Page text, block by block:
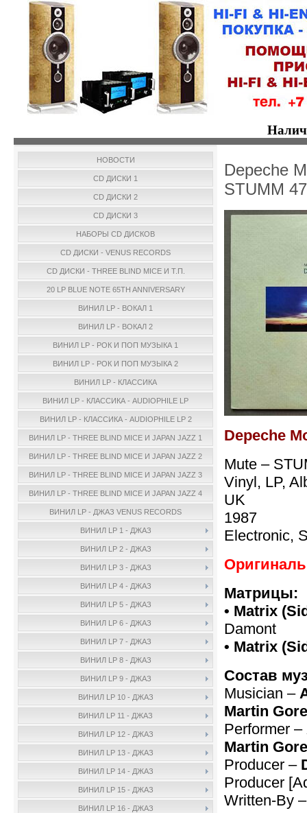
НОВОСТИ
CD ДИСКИ 1
CD ДИСКИ 2
CD ДИСКИ 3
НАБОРЫ CD ДИСКОВ
CD ДИСКИ - VENUS RECORDS
CD ДИСКИ - THREE BLIND MICE И Т.П.
20 LP BLUE NOTE 65TH ANNIVERSARY
ВИНИЛ LP - ВОКАЛ 1
ВИНИЛ LP - ВОКАЛ 2
ВИНИЛ LP - РОК И ПОП МУЗЫКА 1
ВИНИЛ LP - РОК И ПОП МУЗЫКА 2
ВИНИЛ LP - КЛАССИКА
ВИНИЛ LP - КЛАССИКА - AUDIOPHILE LP
ВИНИЛ LP - КЛАССИКА - AUDIOPHILE LP 2
ВИНИЛ LP - THREE BLIND MICE И JAPAN JAZZ 1
ВИНИЛ LP - THREE BLIND MICE И JAPAN JAZZ 2
ВИНИЛ LP - THREE BLIND MICE И JAPAN JAZZ 3
ВИНИЛ LP - THREE BLIND MICE И JAPAN JAZZ 4
ВИНИЛ LP - ДЖАЗ VENUS RECORDS
ВИНИЛ LP 1 - ДЖАЗ
ВИНИЛ LP 2 - ДЖАЗ
ВИНИЛ LP 3 - ДЖАЗ
ВИНИЛ LP 4 - ДЖАЗ
ВИНИЛ LP 5 - ДЖАЗ
ВИНИЛ LP 6 - ДЖАЗ
ВИНИЛ LP 7 - ДЖАЗ
ВИНИЛ LP 8 - ДЖАЗ
ВИНИЛ LP 9 - ДЖАЗ
ВИНИЛ LP 10 - ДЖАЗ
ВИНИЛ LP 11 - ДЖАЗ
ВИНИЛ LP 12 - ДЖАЗ
ВИНИЛ LP 13 - ДЖАЗ
ВИНИЛ LP 14 - ДЖАЗ
ВИНИЛ LP 15 - ДЖАЗ
ВИНИЛ LP 16 - ДЖАЗ
Depeche
STUMM
Depeche
Mute –
Vinyl, LP,
UK
1987
Electronic,
Матрицы:
• Matrix
Damont
• Matrix
Состав
Musician –
Martin Gore
Performer –
Martin Gore
Producer –
Producer
Written-By